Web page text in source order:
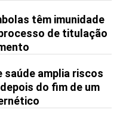
têm imunidade
de titulação
saúde amplia riscos
do fim de um